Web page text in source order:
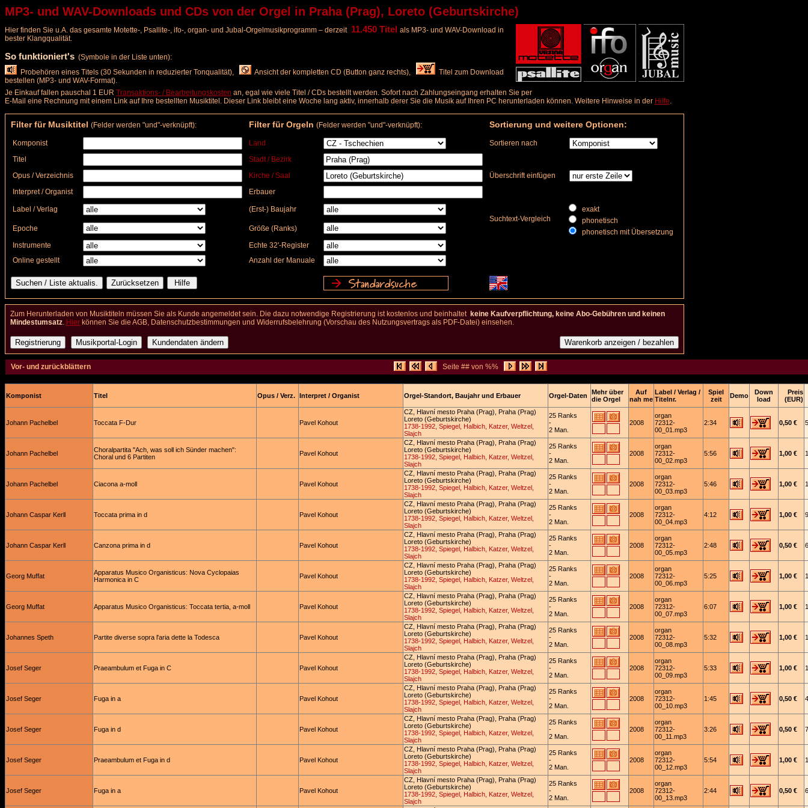
MP3- und WAV-Downloads und CDs von der Orgel in Praha (Prag), Loreto (Geburtskirche)
Hier finden Sie u.A. das gesamte Motette-, Psallite-, ifo-, organ- und Jubal-Orgelmusikprogramm – derzeit 11.450 Titel als MP3- und WAV-Download in
bester Klangqualität.
So funktioniert's (Symbole in der Liste unten):
Probehören eines Titels (30 Sekunden in reduzierter Tonqualität),
Ansicht der kompletten CD (Button ganz rechts),
Titel zum Download
bestellen (MP3- und WAV-Format).
Je Einkauf fallen pauschal 1 EUR Transaktions- / Bearbeitungskosten an, egal wie viele Titel / CDs bestellt werden. Sofort nach Zahlungseingang erhalten Sie per
E-Mail eine Rechnung mit einem Link auf Ihre bestellten Musiktitel. Dieser Link bleibt eine Woche lang aktiv, innerhalb derer Sie die Musik auf Ihren PC herunterladen können. Weitere Hinweise in der Hilfe.
Filter für Musiktitel (Felder werden "und"-verknüpft): Filter für Orgeln (Felder werden "und"-verknüpft): Sortierung und weitere Optionen:
Komponist Land
Sortieren nach
Titel
Stadt / Bezirk
Opus / Verzeichnis
Kirche / Saal
Überschrift einfügen
Interpret / Organist
Erbauer
Label / Verlag
(Erst-) Baujahr
Suchtext-Vergleich
exakt
phonetisch
phonetisch mit Übersetzung
Epoche
Größe (Ranks)
Instrumente
Echte 32'-Register
Online gestellt
Anzahl der Manuale
Zum Herunterladen von Musiktiteln müssen Sie als Kunde angemeldet sein. Die dazu notwendige Registrierung ist kostenlos und beinhaltet keine Kaufverpflichtung, keine Abo-Gebühren und keinen
Mindestumsatz. Hier können Sie die AGB, Datenschutzbestimmungen und Widerrufsbelehrung (Vorschau des Nutzungsvertrags als PDF-Datei) einsehen.
Vor- und zurückblättern Seite ## von %%
Komponist Titel Opus / Verz. Interpret / Organist Orgel-Standort, Baujahr und Erbauer Orgel-Daten
Mehr über
die Orgel
Auf
nah me
Label / Verlag /
Titelnr.
Spiel
zeit
Demo
Down
load
Preis
(EUR)
Johann Pachelbel Toccata F-Dur Pavel Kohout
CZ, Hlavní mesto Praha (Prag), Praha (Prag)
Loreto (Geburtskirche)
1738-1992, Spiegel, Halbich, Katzer, Weltzel,
Slajch
25 Ranks
-
2 Man.
2008
organ
72312-
00_01.mp3
2:34 0,50 €
Johann Pachelbel
Choralpartita "Ach, was soll ich Sünder machen":
Choral und 6 Partiten
Pavel Kohout
CZ, Hlavní mesto Praha (Prag), Praha (Prag)
Loreto (Geburtskirche)
1738-1992, Spiegel, Halbich, Katzer, Weltzel,
Slajch
25 Ranks
-
2 Man.
2008
organ
72312-
00_02.mp3
5:56 1,00 €
Johann Pachelbel Ciacona a-moll Pavel Kohout
CZ, Hlavní mesto Praha (Prag), Praha (Prag)
Loreto (Geburtskirche)
1738-1992, Spiegel, Halbich, Katzer, Weltzel,
Slajch
25 Ranks
-
2 Man.
2008
organ
72312-
00_03.mp3
5:46 1,00 €
Johann Caspar Kerll Toccata prima in d Pavel Kohout
CZ, Hlavní mesto Praha (Prag), Praha (Prag)
Loreto (Geburtskirche)
1738-1992, Spiegel, Halbich, Katzer, Weltzel,
Slajch
25 Ranks
-
2 Man.
2008
organ
72312-
00_04.mp3
4:12 1,00 €
Johann Caspar Kerll Canzona prima in d Pavel Kohout
CZ, Hlavní mesto Praha (Prag), Praha (Prag)
Loreto (Geburtskirche)
1738-1992, Spiegel, Halbich, Katzer, Weltzel,
Slajch
25 Ranks
-
2 Man.
2008
organ
72312-
00_05.mp3
2:48 0,50 €
Georg Muffat
Apparatus Musico Organisticus: Nova Cyclopaias
Harmonica in C
Pavel Kohout
CZ, Hlavní mesto Praha (Prag), Praha (Prag)
Loreto (Geburtskirche)
1738-1992, Spiegel, Halbich, Katzer, Weltzel,
Slajch
25 Ranks
-
2 Man.
2008
organ
72312-
00_06.mp3
5:25 1,00 €
Georg Muffat Apparatus Musico Organisticus: Toccata tertia, a-moll Pavel Kohout
CZ, Hlavní mesto Praha (Prag), Praha (Prag)
Loreto (Geburtskirche)
1738-1992, Spiegel, Halbich, Katzer, Weltzel,
Slajch
25 Ranks
-
2 Man.
2008
organ
72312-
00_07.mp3
6:07 1,00 €
Johannes Speth Partite diverse sopra l'aria dette la Todesca Pavel Kohout
CZ, Hlavní mesto Praha (Prag), Praha (Prag)
Loreto (Geburtskirche)
1738-1992, Spiegel, Halbich, Katzer, Weltzel,
Slajch
25 Ranks
-
2 Man.
2008
organ
72312-
00_08.mp3
5:32 1,00 €
Josef Seger Praeambulum et Fuga in C Pavel Kohout
CZ, Hlavní mesto Praha (Prag), Praha (Prag)
Loreto (Geburtskirche)
1738-1992, Spiegel, Halbich, Katzer, Weltzel,
Slajch
25 Ranks
-
2 Man.
2008
organ
72312-
00_09.mp3
5:33 1,00 €
Josef Seger Fuga in a Pavel Kohout
CZ, Hlavní mesto Praha (Prag), Praha (Prag)
Loreto (Geburtskirche)
1738-1992, Spiegel, Halbich, Katzer, Weltzel,
Slajch
25 Ranks
-
2 Man.
2008
organ
72312-
00_10.mp3
1:45 0,50 €
Josef Seger Fuga in d Pavel Kohout
CZ, Hlavní mesto Praha (Prag), Praha (Prag)
Loreto (Geburtskirche)
1738-1992, Spiegel, Halbich, Katzer, Weltzel,
Slajch
25 Ranks
-
2 Man.
2008
organ
72312-
00_11.mp3
3:26 0,50 €
Josef Seger Praeambulum et Fuga in d Pavel Kohout
CZ, Hlavní mesto Praha (Prag), Praha (Prag)
Loreto (Geburtskirche)
1738-1992, Spiegel, Halbich, Katzer, Weltzel,
Slajch
25 Ranks
-
2 Man.
2008
organ
72312-
00_12.mp3
5:54 1,00 €
Josef Seger Fuga in a Pavel Kohout
CZ, Hlavní mesto Praha (Prag), Praha (Prag)
Loreto (Geburtskirche)
1738-1992, Spiegel, Halbich, Katzer, Weltzel,
Slajch
25 Ranks
-
2 Man.
2008
organ
72312-
00_13.mp3
2:44 0,50 €